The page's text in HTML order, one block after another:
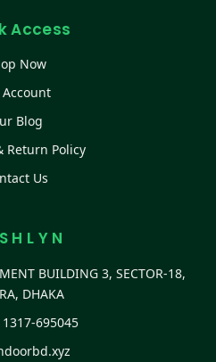
Access
Now
Account
Blog
Return Policy
Us
H L Y N
BUILDING 3, SECTOR-18,
DHAKA
695045